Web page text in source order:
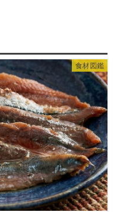
食材図鑑